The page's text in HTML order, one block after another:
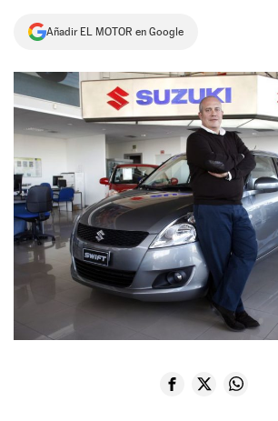
NEWSLETTER
SÍGUENOS
Añadir EL MOTOR en Google